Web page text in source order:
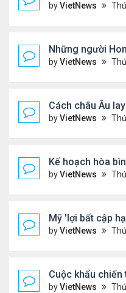
byVietNews Thứ 5 Tháng 12 04,
Những người
byVietNews Thứ 2 Tháng 12 01,
Cách châu Âu
byVietNews Thứ 6 Tháng 11 28,
Kế hoạch hòa
byVietNews Thứ 3 Tháng 11 25,
Mỹ 'lợi bất cập
byVietNews Thứ 4 Tháng 11 19,
Cuộc khẩu
byVietNews Thứ 2 Tháng 11 17,